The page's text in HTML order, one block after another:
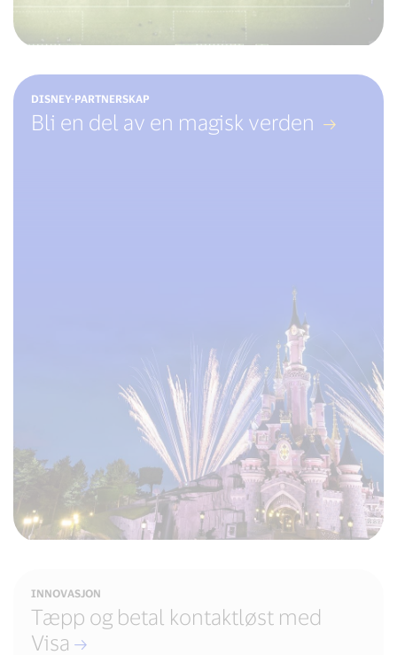
DISNEY-PARTNERSKAP
Bli en del av en magisk verden
INNOVASJON
Tæpp og betal kontaktløst med
Visa